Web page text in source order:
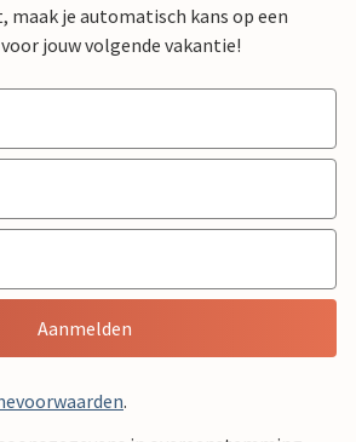
maak je automatisch kans op een
jouw volgende vakantie!
Aanmelden
.